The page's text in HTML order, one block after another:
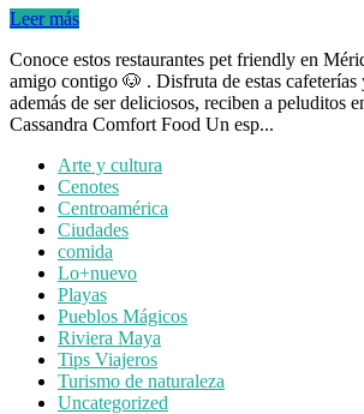
Leer más
Conoce estos restaurantes pet friendly en
amigo contigo 🐶 . Disfruta de estas cafeterías
además de ser deliciosos, reciben a peluditos
Cassandra Comfort Food Un esp...
Arte y cultura
Cenotes
Centroamérica
Ciudades
comida
Lo+nuevo
Playas
Pueblos Mágicos
Riviera Maya
Tips Viajeros
Turismo de naturaleza
Uncategorized